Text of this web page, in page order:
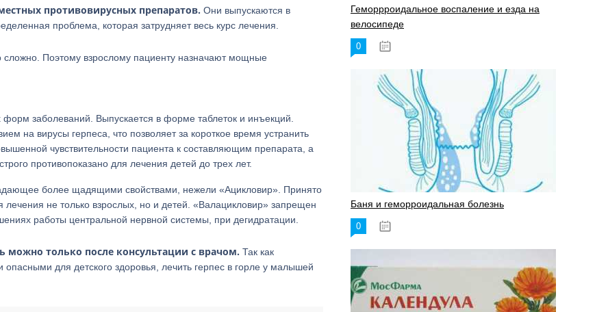
противовирусных препаратов. Они выпускаются в
проблема, которая затрудняет весь курс лечения.
сложно. Поэтому взрослому пациенту назначают мощные
заболеваний. Выпускается в форме таблеток и инъекций.
на вирусы герпеса, что позволяет за короткое время устранить
чувствительности пациента к составляющим препарата, а
противопоказано для лечения детей до трех лет.
более щадящими свойствами, нежели «Ацикловир». Принято
лечения не только взрослых, но и детей. «Валацикловир» запрещен
работы центральной нервной системы, при дегидратации.
можно только после консультации с врачом. Так как
для детского здоровья, лечить герпес в горле у малышей
Геморрроидальное воспаление и езда на
велосипеде
0
Баня и геморроидальная болезнь
0